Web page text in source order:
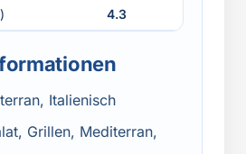
4.3
Italienisch
Grillen, Mediterran,